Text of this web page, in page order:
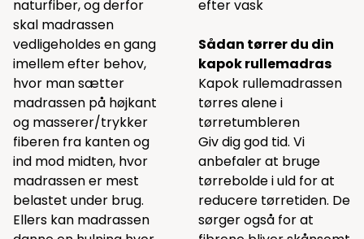
naturfiber, og derfor
skal madrassen
vedligeholdes en gang
imellem efter behov,
hvor man sætter
madrassen på højkant
og masserer/trykker
fiberen fra kanten og
ind mod midten, hvor
madrassen er mest
belastet under brug.
Ellers kan madrassen
efter vask
Sådan tørrer du din
kapok rullemadras
Kapok rullemadrassen
tørres alene i
tørretumbleren
Giv dig god tid. Vi
anbefaler at bruge
tørreboldei uld for at
reducere tørretiden. De
sørger også for at